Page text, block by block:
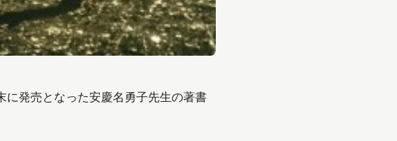
発売となった安慶名勇子先生の著書